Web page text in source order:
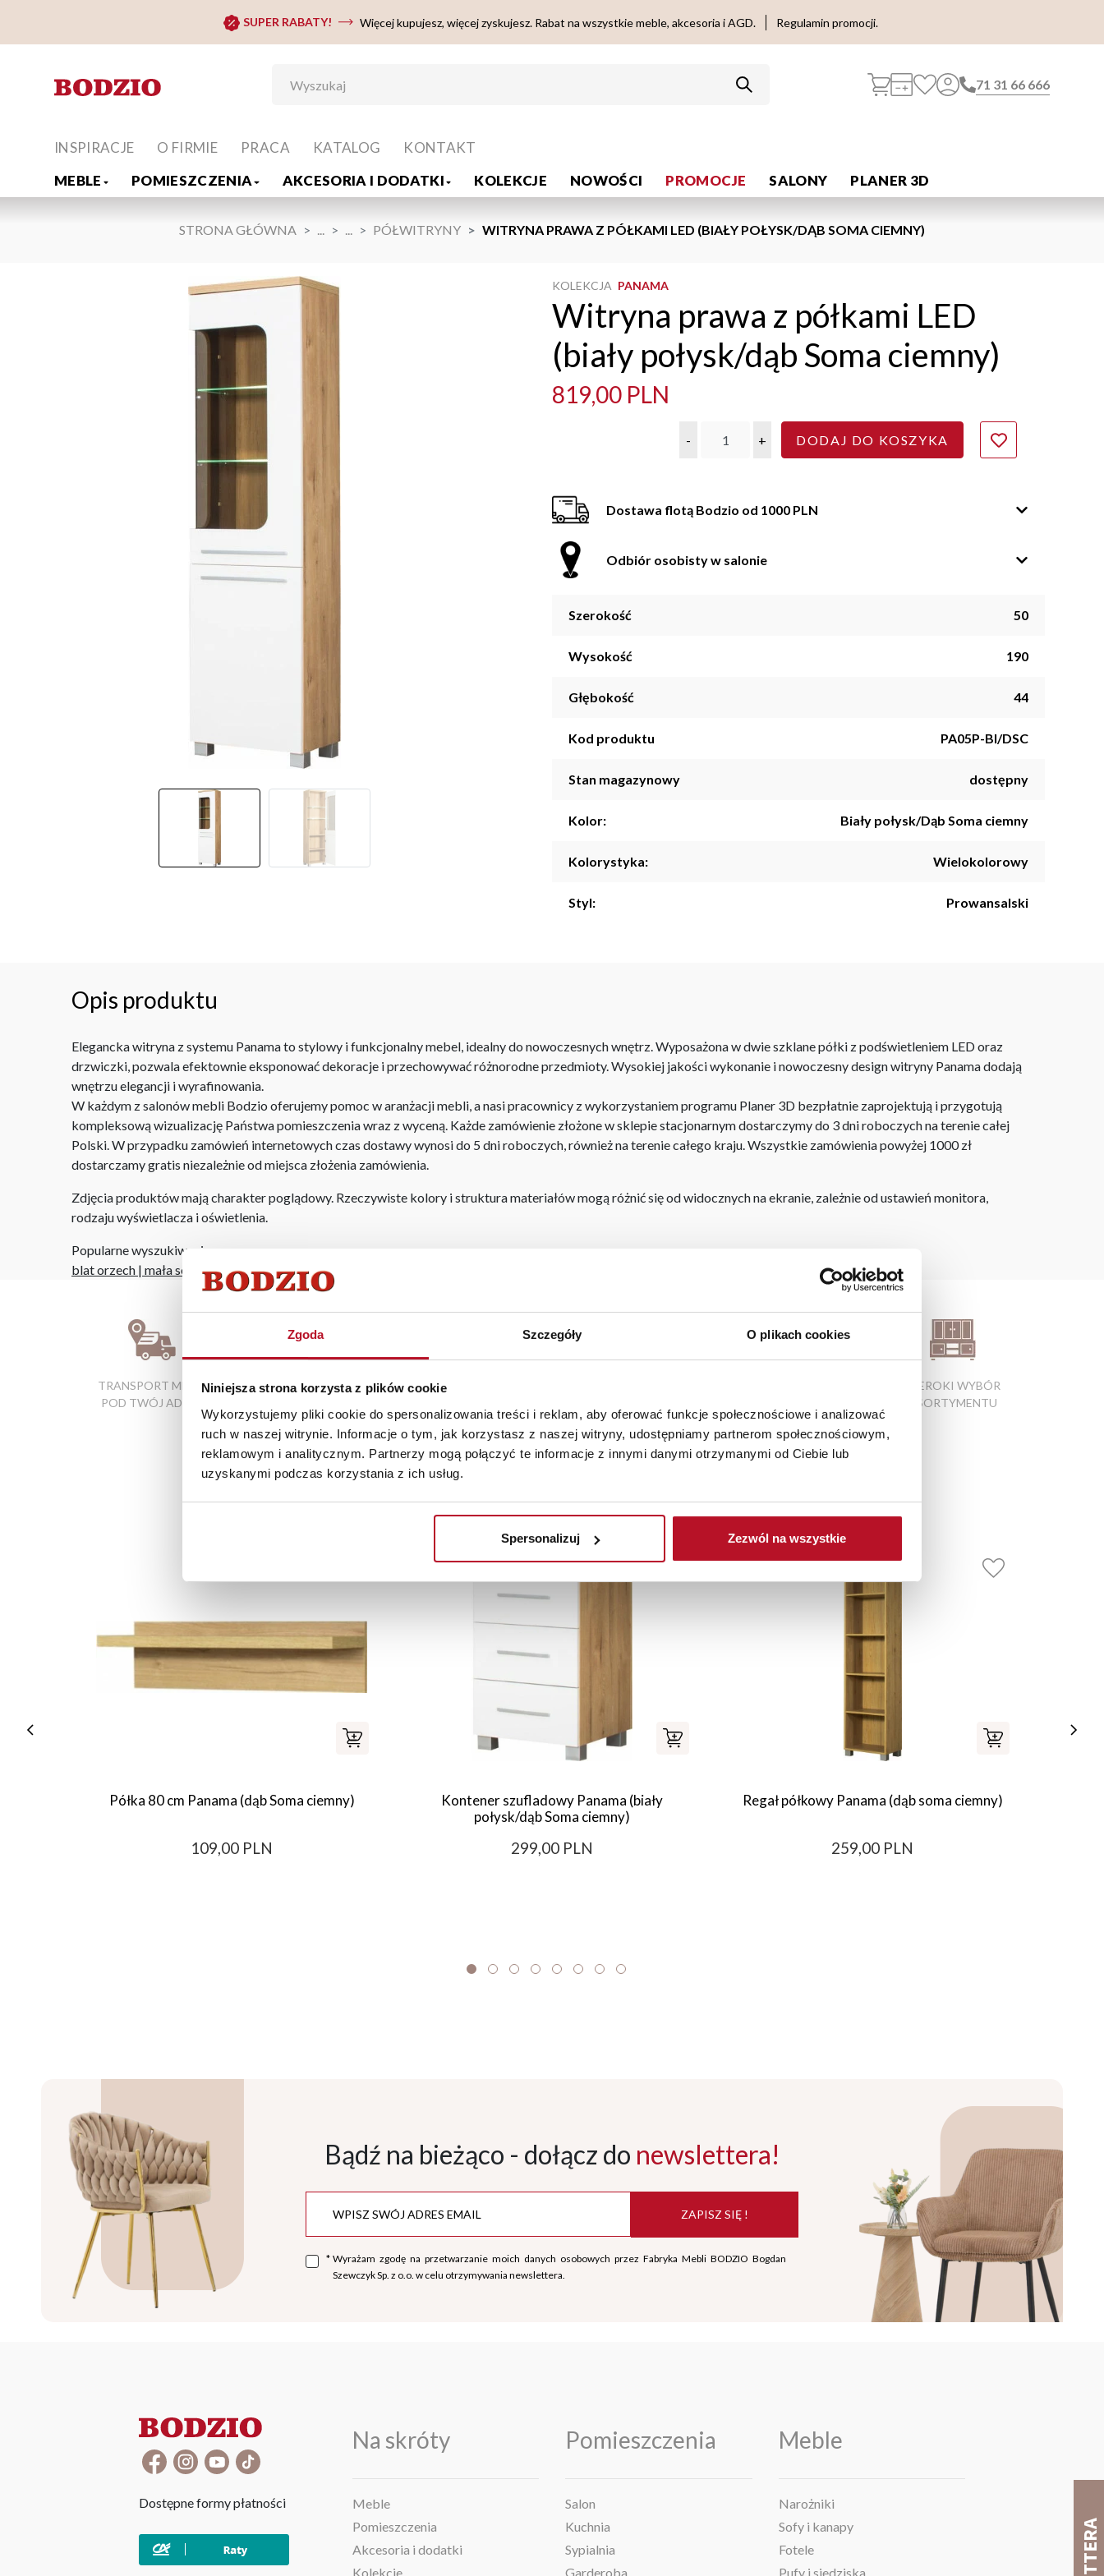
Zgoda Szczegóły O plikach cookies
Niniejsza strona korzysta z plików cookie
Wykorzystujemy pliki cookie do spersonalizowania treści i reklam, aby oferować funkcje społecznościowe i analizować
ruch w naszej witrynie. Informacje o tym, jak korzystasz z naszej witryny, udostępniamy partnerom społecznościowym,
reklamowym i analitycznym. Partnerzy mogą połączyć te informacje z innymi danymi otrzymanymi od Ciebie lub
uzyskanymi podczas korzystania z ich usług.
Spersonalizuj Zezwól na wszystkie
SUPER RABATY! Więcej kupujesz, więcej zyskujesz. Rabat na wszystkie meble, akcesoria i AGD. Regulamin promocji.
71 31 66 666
MEBLE POMIESZCZENIA AKCESORIA I DODATKI KOLEKCJE NOWOŚCI PROMOCJE SALONY PLANER 3D
INSPIRACJE O FIRMIE PRACA KATALOG KONTAKT
STRONA GŁÓWNA ... ... PÓŁWITRYNY WITRYNA PRAWA Z PÓŁKAMI LED (BIAŁY POŁYSK/DĄB SOMA CIEMNY)
KOLEKCJA PANAMA
Witryna prawa z półkami LED
(biały połysk/dąb Soma ciemny)
819,00 PLN
- + DODAJ DO KOSZYKA
Dostawa flotą Bodzio od 1000 PLN
Odbiór osobisty w salonie
Szerokość 50
Wysokość 190
Głębokość 44
Kod produktu PA05P-BI/DSC
Stan magazynowy dostępny
Kolor: Biały połysk/Dąb Soma ciemny
Kolorystyka: Wielokolorowy
Styl: Prowansalski
Opis produktu
Elegancka witryna z systemu Panama to stylowy i funkcjonalny mebel, idealny do nowoczesnych wnętrz. Wyposażona w dwie szklane półki z podświetleniem LED oraz
drzwiczki, pozwala efektownie eksponować dekoracje i przechowywać różnorodne przedmioty. Wysokiej jakości wykonanie i nowoczesny design witryny Panama dodają
wnętrzu elegancji i wyrafinowania.
W każdym z salonów mebli Bodzio oferujemy pomoc w aranżacji mebli, a nasi pracownicy z wykorzystaniem programu Planer 3D bezpłatnie zaprojektują i przygotują
kompleksową wizualizację Państwa pomieszczenia wraz z wyceną. Każde zamówienie złożone w sklepie stacjonarnym dostarczymy do 3 dni roboczych na terenie całej
Polski. W przypadku zamówień internetowych czas dostawy wynosi do 5 dni roboczych, również na terenie całego kraju. Wszystkie zamówienia powyżej 1000 zł
dostarczamy gratis niezależnie od miejsca złożenia zamówienia.
Zdjęcia produktów mają charakter poglądowy. Rzeczywiste kolory i struktura materiałów mogą różnić się od widocznych na ekranie, zależnie od ustawień monitora,
rodzaju wyświetlacza i oświetlenia.
Popularne wyszukiwania:
blat orzech | mała sofa rozkładana| gotowe meble kuchenne
TRANSPORT MEBLI
POD TWÓJ ADRES
RATY 0% W
FIRMOWYCH
BEZPIECZNE ZAKUPY
SZEROKI WYBÓR
ASORTYMENTU
Elementy uzupełniające
Półka 80 cm Panama (dąb Soma ciemny)
109,00 PLN
Kontener szufladowy Panama (biały
połysk/dąb Soma ciemny)
299,00 PLN
Regał półkowy Panama (dąb soma ciemny)
259,00 PLN
Bądź na bieżąco - dołącz do newslettera!
ZAPISZ SIĘ !
* Wyrażam zgodę na przetwarzanie moich danych osobowych przez Fabryka Mebli BODZIO Bogdan
Szewczyk Sp. z o.o. w celu otrzymywania newslettera.
Dostępne formy płatności
Na skróty
Meble
Pomieszczenia
Akcesoria i dodatki
Kolekcje
Pomieszczenia
Salon
Kuchnia
Sypialnia
Garderoba
Meble
Narożniki
Sofy i kanapy
Fotele
Pufy i siedziska